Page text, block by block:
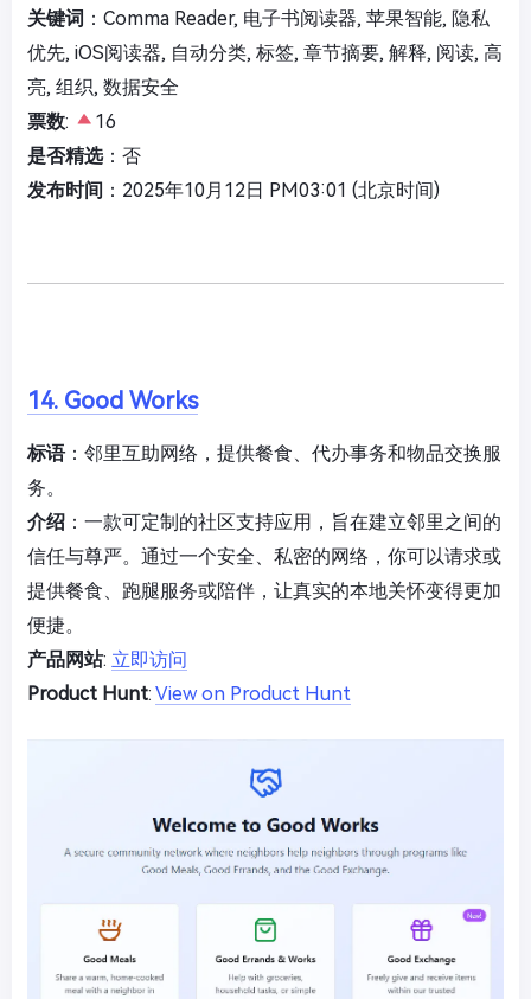
关键词 ：Comma Reader, 电子书阅读器, 苹果智能, 隐私
优先, iOS阅读器, 自动分类, 标签, 章节摘要, 解释, 阅读, 高
亮, 组织, 数据安全
票数:
16
是否精选：否
发布时间 ：2025年10月12日 PM03:01 (北京时间)
14. Good Works
标语：邻里互助网络，提供餐食、代办事务和物品交换服
务。
介绍 ：一款可定制的社区支持应用，旨在建立邻里之间的
信任与尊严。通过一个安全、私密的网络，你可以请求或
提供餐食、跑腿服务或陪伴，让真实的本地关怀变得更加
便捷。
产品网站: 立即访问
Product Hunt: View on Product Hunt